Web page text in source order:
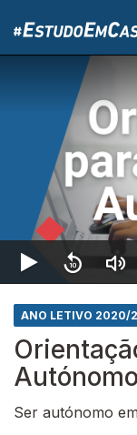
ANO LETIVO 2020/
Ser autónomo